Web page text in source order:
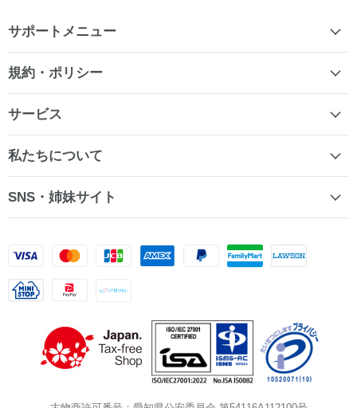
サポートメニュー
規約・ポリシー
サービス
私たちについて
SNS・姉妹サイト